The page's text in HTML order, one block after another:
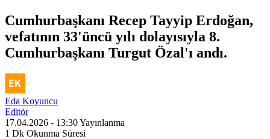
Cumhurbaşkanı Recep Tayyip Erdoğan,
vefatının 33'üncü yılı dolayısıyla 8.
Cumhurbaşkanı Turgut Özal'ı andı.
Eda Koyuncu
Editör
17.04.2026 - 13:30Yayınlanma
1 Dk Okunma Süresi